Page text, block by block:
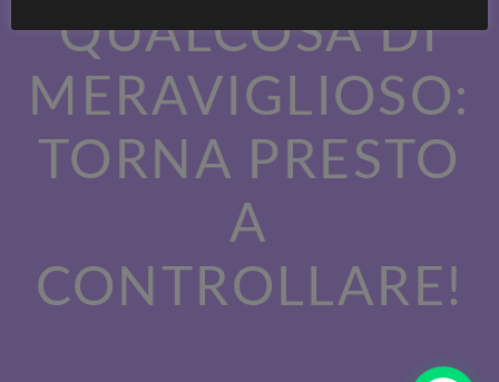
QUALCOSA DI
MERAVIGLIOSO:
TORNA PRESTO
A
CONTROLLARE!